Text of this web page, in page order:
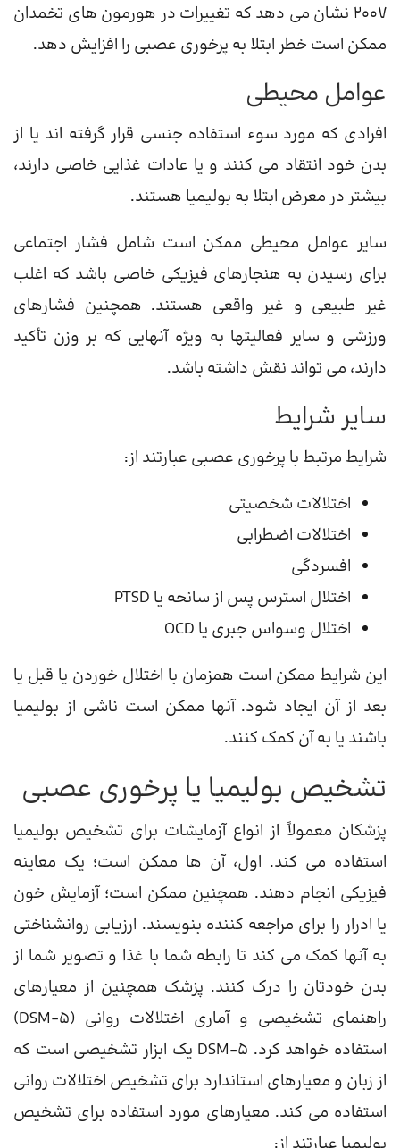
2007 نشان می دهد که تغییرات در هورمون های تخمدان
ممکن است خطر ابتلا به پرخوری عصبی را افزایش دهد.
عوامل محیطی
افرادی که مورد سوء استفاده جنسی قرار گرفته اند یا از
بدن خود انتقاد می کنند و یا عادات غذایی خاصی دارند،
بیشتر در معرض ابتلا به بولیمیا هستند.
سایر عوامل محیطی ممکن است شامل فشار اجتماعی
برای رسیدن به هنجارهای فیزیکی خاصی باشد که اغلب
غیر طبیعی و غیر واقعی هستند. همچنین فشارهای
ورزشی و سایر فعالیتها به ویژه آنهایی که بر وزن تأکید
دارند، می تواند نقش داشته باشد.
سایر شرایط
شرایط مرتبط با پرخوری عصبی عبارتند از:
اختلالات شخصیتی
اختلالات اضطرابی
افسردگی
اختلال استرس پس از سانحه یا PTSD
اختلال وسواس جبری یا OCD
این شرایط ممکن است همزمان با اختلال خوردن یا قبل یا
بعد از آن ایجاد شود. آنها ممکن است ناشی از بولیمیا
باشند یا به آن کمک کنند.
تشخیص بولیمیا یا پرخوری عصبی
پزشکان معمولاً از انواع آزمایشات برای تشخیص بولیمیا
استفاده می کند. اول، آن ها ممکن است؛ یک معاینه
فیزیکی انجام دهند. همچنین ممکن است؛ آزمایش خون
یا ادرار را برای مراجعه کننده بنویسند. ارزیابی روانشناختی
به آنها کمک می کند تا رابطه شما با غذا و تصویر شما از
بدن خودتان را درک کنند. پزشک همچنین از معیارهای
راهنمای تشخیصی و آماری اختلالات روانی (DSM-5)
استفاده خواهد کرد. DSM-5 یک ابزار تشخیصی است که
از زبان و معیارهای استاندارد برای تشخیص اختلالات روانی
استفاده می کند. معیارهای مورد استفاده برای تشخیص